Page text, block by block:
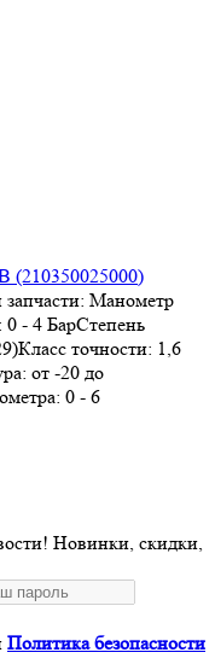
(210350025000)
Манометр
- 4 БарСтепень
точности: 1,6
от -20 до
0 - 6
Новинки, скидки,
Политика безопасности